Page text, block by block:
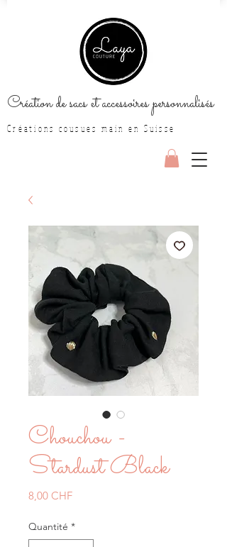
Création de sacs et accessoires personnalisés
Créations cousues main en Suisse
Chouchou -
Stardust Black
8,00 CHFPrix
Quantité *